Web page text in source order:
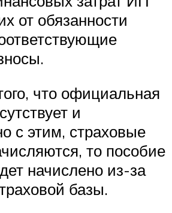
от обязанности
что официальная
и
с этим, страховые
то пособие
начислено из-за
базы.